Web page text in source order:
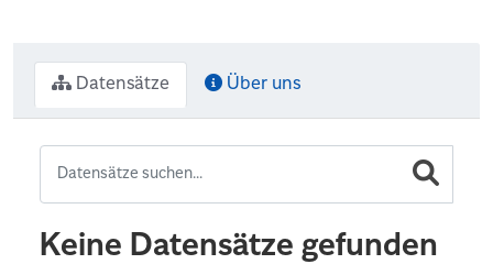
Datensätze Über uns
Keine Datensätze gefunden